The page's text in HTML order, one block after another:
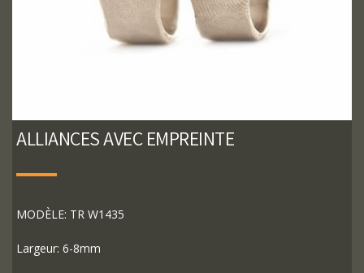
ALLIANCES AVEC EMPREINTE
MODÈLE: TR W1435
Largeur: 6-8mm